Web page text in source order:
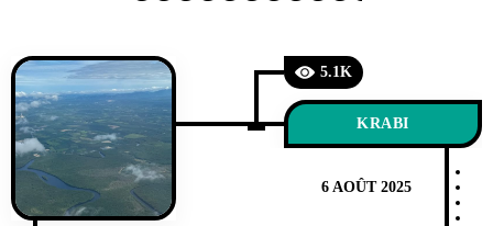
5.1K
KRABI
6 AOÛT 2025